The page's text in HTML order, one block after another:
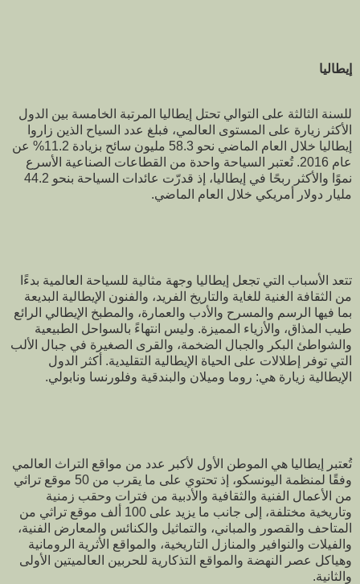
إيطاليا
للسنة الثالثة على التوالي تحتل إيطاليا المرتبة الخامسة بين الدول
الأكثر زيارة على المستوى العالمي، فبلغ عدد السياح الذين زاروا
إيطاليا خلال العام الماضي نحو 58.3 مليون سائح بزيادة 11.2% عن
عام 2016. تُعتبر السياحة واحدة من القطاعات الصناعية الأسرع
نموًا والأكثر ربحًا في إيطاليا، إذ قدرّت عائدات السياحة بنحو 44.2
مليار دولار أمريكي خلال العام الماضي.
تتعد الأسباب التي تجعل إيطاليا وجهة مثالية للسياحة العالمية بدءًا
من الثقافة الغنية للغاية والتاريخ الفريد، والفنون الإيطالية البديعة
بما فيها الرسم والمسرح والأدب والعمارة، والمطبخ الإيطالي الرائع
طيب المذاق، والأزياء المميزة. وليس انتهاءً بالسواحل الطبيعية
والشواطئ البكر والجبال الضخمة، والقرى الصغيرة في جبال الألب
التي توفر إطلالات على الحياة الإيطالية التقليدية. أكثر الدول
الإيطالية زيارة هي: روما وميلان والبندقية وفلورنسا ونابولي.
تُعتبر إيطاليا هي الموطن الأول لأكبر عدد من مواقع التراث العالمي
وفقًا لمنظمة اليونسكو، إذ تحتوي على ما يقرب من 50 موقع تراثي
من الأعمال الفنية والثقافية والأدبية من فترات وحقب زمنية
وتاريخية مختلفة، إلى جانب ما يزيد على 100 ألف موقع تراثي من
المتاحف والقصور والمباني، والتماثيل والكنائس والمعارض الفنية،
والفيلات والنوافير والمنازل التاريخية، والمواقع الأثرية الرومانية
وهياكل عصر النهضة والمواقع التذكارية للحربين العالميتين الأولى
والثانية.